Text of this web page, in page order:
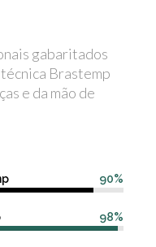
gabaritados
Brastemp
e da mão de
90%
98%